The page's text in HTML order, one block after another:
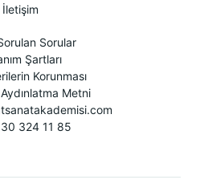
İletişim
Sorular
Şartları
Korunması
Metni
324 11 85